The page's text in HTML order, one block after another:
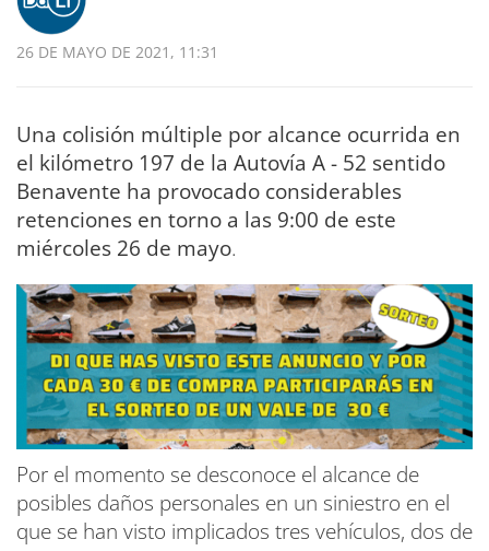
26 DE MAYO DE 2021, 11:31
Una colisión múltiple por alcance ocurrida en
el kilómetro 197 de la Autovía A - 52 sentido
Benavente ha provocado considerables
retenciones en torno a las 9:00 de este
miércoles 26 de mayo.
Por el momento se desconoce el alcance de
posibles daños personales en un siniestro en el
que se han visto implicados tres vehículos, dos de